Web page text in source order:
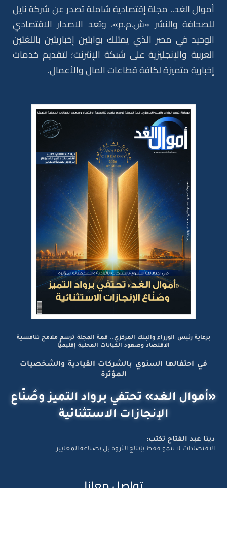
أموال الغد.. مجلة إقتصادية شاملة تصدر عن شركة نايل
للصحافة والنشر «ش.م.م»، وتعد الاصدار الاقتصادي
الوحيد في مصر الذي يمتلك بوابتين إخباريتين باللغتين
العربية والإنجليزية على شبكة الإنترنت؛ لتقديم خدمات
إخبارية متميزة لكافة قطاعات المال والأعمال.
برعاية رئيس الوزراء والبنك المركزي.. قمة المجلة ترسم ملامح تنافسية
الاقتصاد وصعود الكيانات المحلية إقليميًّا
في احتفالها السنوي بالشركات القيادية والشخصيات
المؤثرة
«أموال الغد» تحتفي برواد التميز وصُنّاع
الإنجازات الاستثنائية
دينا عبد الفتاح تكتب:
الاقتصادات لا تنمو فقط بإنتاج الثروة بل بصناعة المعايير
تواصل معانا